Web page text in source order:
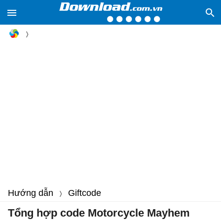
Hướng dẫn Giftcode
Tổng hợp code Motorcycle Mayhem